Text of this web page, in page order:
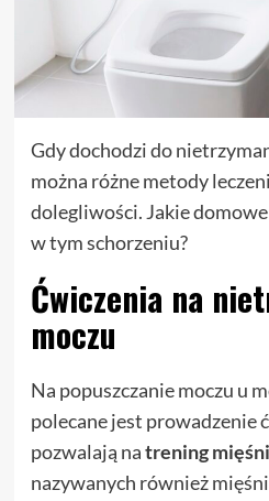
Gdy dochodzi do
można różne metody
dolegliwości. Jakie
w tym schorzeniu?
Ćwiczenia na
moczu
Na popuszczanie moczu u
polecane jest prowadzenie
pozwalają natrening
nazywanych również